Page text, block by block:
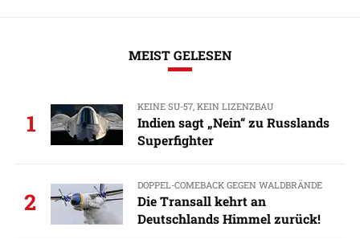
MEIST GELESEN
1
KEINE SU-57, KEIN LIZENZBAU
Indien sagt „Nein“ zu Russlands
Superfighter
2
DOPPEL-COMEBACK GEGEN WALDBRÄNDE
Die Transall kehrt an
Deutschlands Himmel zurück!